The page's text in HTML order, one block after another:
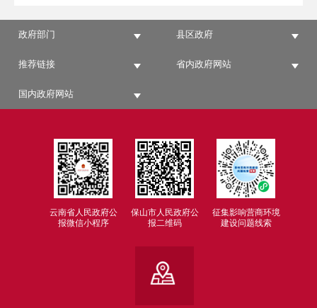
政府部门 县区政府
推荐链接 省内政府网站
国内政府网站
云南省人民政府公
报微信小程序
保山市人民政府公
报二维码
征集影响营商环境
建设问题线索